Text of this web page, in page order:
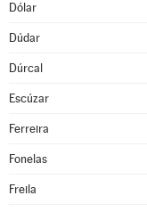
Dólar
Dúdar
Dúrcal
Escúzar
Ferreira
Fonelas
Freila